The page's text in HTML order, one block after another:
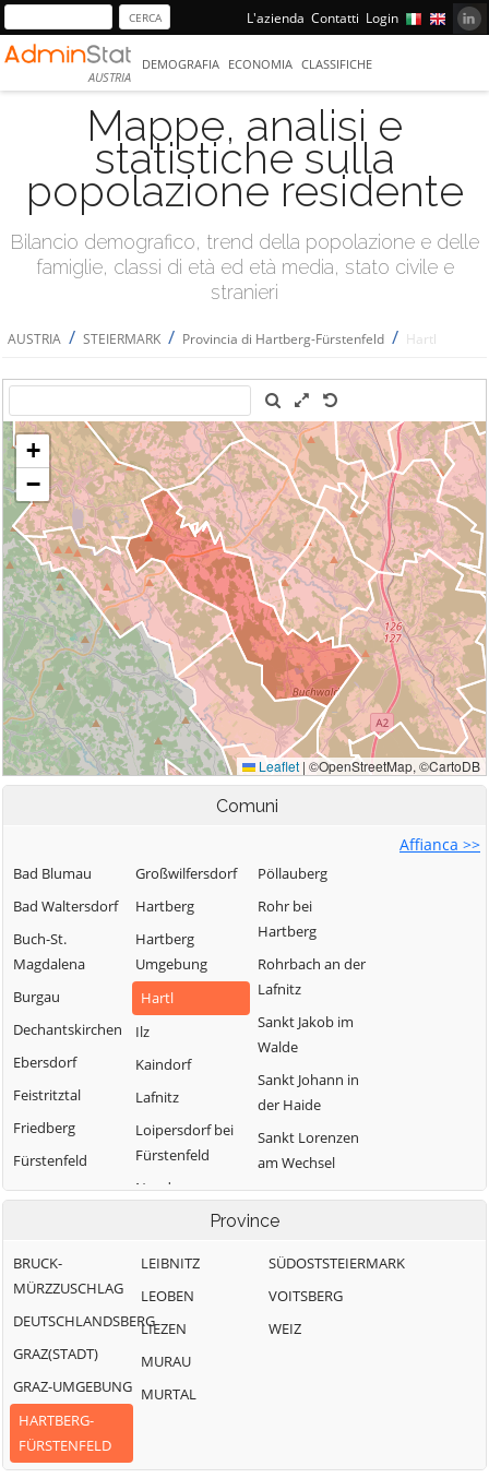
L'azienda Contatti Login
AUSTRIA
DEMOGRAFIA ECONOMIA CLASSIFICHE
Mappe, analisi e
statistiche sulla
popolazione residente
Bilancio demografico, trend della popolazione e delle
famiglie, classi di età ed età media, stato civile e
stranieri
AUSTRIA / STEIERMARK / Provincia di Hartberg-Fürstenfeld / Hartl
Comuni
Affianca >>
Bad Blumau
Bad Waltersdorf
Buch-St.
Magdalena
Burgau
Dechantskirchen
Ebersdorf
Feistritztal
Friedberg
Fürstenfeld
Grafendorf bei
Großsteinbach
Großwilfersdorf
Hartberg
Hartberg
Umgebung
Hartl
Ilz
Kaindorf
Lafnitz
Loipersdorf bei
Fürstenfeld
Neudau
Ottendorf an der
Pöllauberg
Rohr bei
Hartberg
Rohrbach an der
Lafnitz
Sankt Jakob im
Walde
Sankt Johann in
der Haide
Sankt Lorenzen
am Wechsel
Schäffern
Söchau
Stubenberg
Vorau
Waldbach-
Province
BRUCK-
MÜRZZUSCHLAG
DEUTSCHLANDSBERG
GRAZ(STADT)
GRAZ-UMGEBUNG
HARTBERG-
FÜRSTENFELD
LEIBNITZ
LEOBEN
LIEZEN
MURAU
MURTAL
SÜDOSTSTEIERMARK
VOITSBERG
WEIZ